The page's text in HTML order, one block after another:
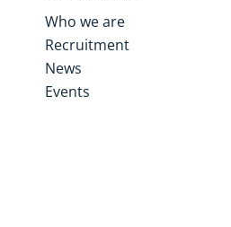
Who we are
Recruitment
News
Events